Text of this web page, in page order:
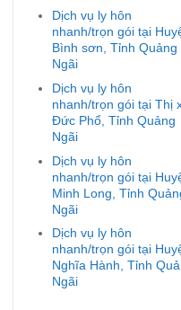
Dịch vụ ly hôn
nhanh/trọn gói tại
Bình sơn, Tỉnh Quảng
Ngãi
Dịch vụ ly hôn
nhanh/trọn gói tại Thị
Đức Phổ, Tỉnh Quảng
Ngãi
Dịch vụ ly hôn
nhanh/trọn gói tại
Minh Long, Tỉnh
Ngãi
Dịch vụ ly hôn
nhanh/trọn gói tại
Nghĩa Hành, Tỉnh
Ngãi